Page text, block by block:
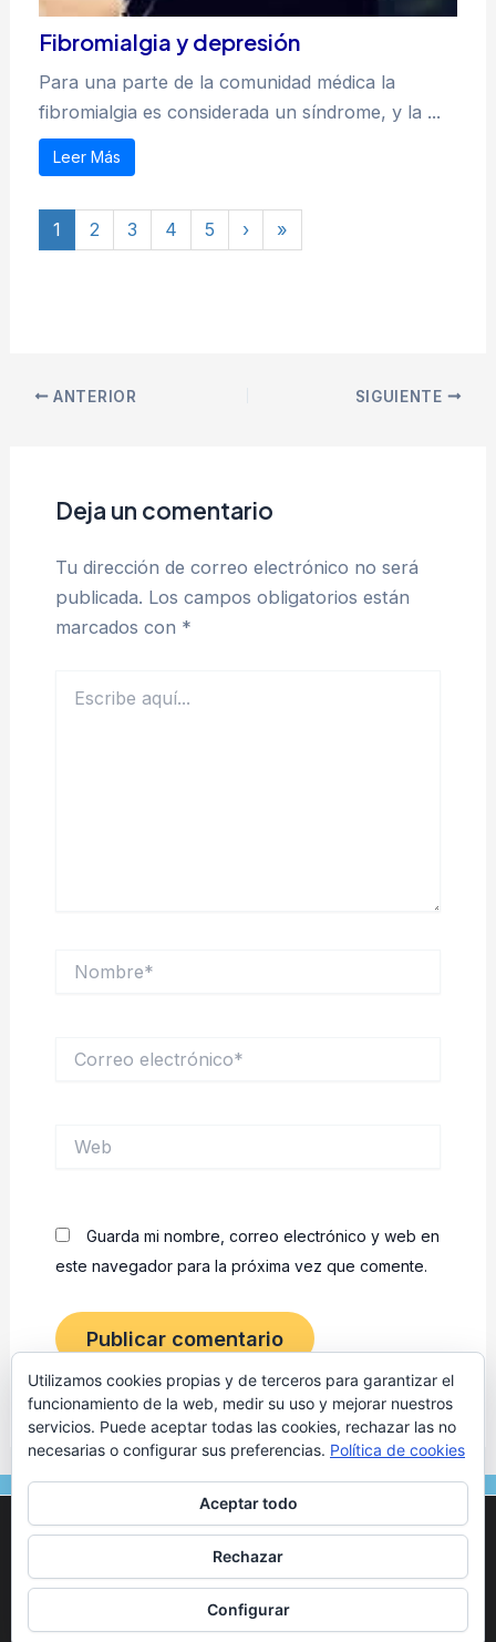
Fibromialgia y depresión
Para una parte de la comunidad médica la
fibromialgia es considerada un síndrome, y la ...
Leer Más
1 2 3 4 5 › »
ANTERIOR SIGUIENTE
Deja un comentario
Tu dirección de correo electrónico no será
publicada. Los campos obligatorios están
marcados con *
aquí...
electrónico*
Guarda mi nombre, correo electrónico y web en
este navegador para la próxima vez que comente.
F
a
c
e
b
o
I
n
s
t
a
g
© 2024 Osteópata en Tarragona | Marc Vives. Todos los
derechos reservados. –Aviso legal–Politica de Privacidad
Politica de Cookies
Utilizamos cookies para ofrecerte la mejor experiencia en
nuestra web.
Puedes aprender más sobre qué cookies utilizamos o
desactivarlas en losajustes.
Utilizamos cookies propias y de terceros para garantizar el
funcionamiento de la web, medir su uso y mejorar nuestros
servicios. Puede aceptar todas las cookies, rechazar las no
necesarias o configurar sus preferencias. Política de cookies
Aceptar todo
Rechazar
Configurar